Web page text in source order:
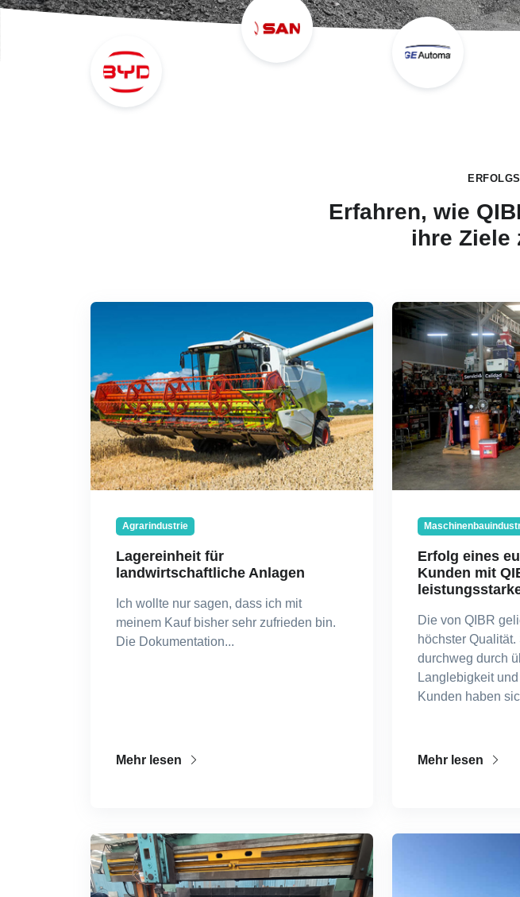
Erfahren, wie
ihre Ziele
Agrarindustrie
Lagereinheit für
landwirtschaftliche Anlagen
Ich wollte nur sagen, dass ich mit
meinem Kauf bisher sehr zufrieden bin.
Die Dokumentation...
Mehr lesen
Erfolg eines
Kunden mit
Die von QIBR
höchster
durchweg durch
Langlebigkeit
Kunden haben
Mehr lesen